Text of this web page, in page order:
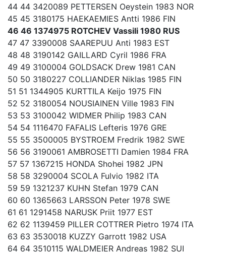
44 44 3420089 PETTERSEN Oeystein 1983 NOR
45 45 3180175 HAEKAEMIES Antti 1986 FIN
46 46 1374975 ROTCHEV Vassili 1980 RUS
47 47 3390008 SAAREPUU Anti 1983 EST
48 48 3190142 GAILLARD Cyril 1986 FRA
49 49 3100004 GOLDSACK Drew 1981 CAN
50 50 3180227 COLLIANDER Niklas 1985 FIN
51 51 1344905 KURTTILA Keijo 1975 FIN
52 52 3180054 NOUSIAINEN Ville 1983 FIN
53 53 3100042 WIDMER Philip 1983 CAN
54 54 1116470 FAFALIS Lefteris 1976 GRE
55 55 3500005 BYSTROEM Fredrik 1982 SWE
56 56 3190061 AMBROSETTI Damien 1984 FRA
57 57 1367215 HONDA Shohei 1982 JPN
58 58 3290004 SCOLA Fulvio 1982 ITA
59 59 1321237 KUHN Stefan 1979 CAN
60 60 1365663 LARSSON Peter 1978 SWE
61 61 1291458 NARUSK Priit 1977 EST
62 62 1139459 PILLER COTTRER Pietro 1974 ITA
63 63 3530018 KUZZY Garrott 1982 USA
64 64 3510115 WALDMEIER Andreas 1982 SUI